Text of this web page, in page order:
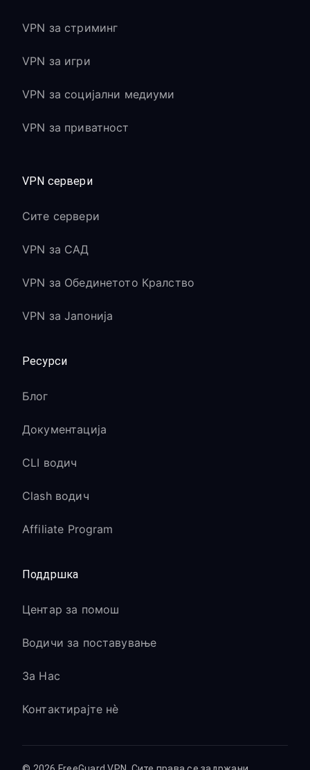
VPN за стриминг
VPN за игри
VPN за социјални медиуми
VPN за приватност
VPN сервери
Сите сервери
VPN за САД
VPN за Обединетото Кралство
VPN за Јапонија
Ресурси
Блог
Документација
CLI водич
Clash водич
Affiliate Program
Поддршка
Центар за помош
Водичи за поставување
За Нас
Контактирајте нè